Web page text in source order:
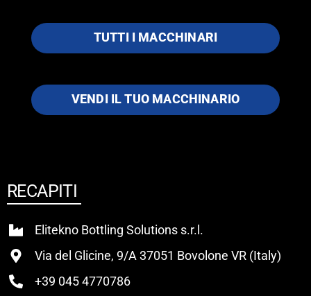
TUTTI I MACCHINARI
VENDI IL TUO MACCHINARIO
RECAPITI
Elitekno Bottling Solutions s.r.l.
Via del Glicine, 9/A 37051 Bovolone VR (Italy)
+39 045 4770786